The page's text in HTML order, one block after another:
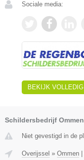
Sociale media:
BEKIJK VOLLEDIG
Schildersbedrijf Ommen
Niet gevestigd in de
Overijssel » Ommen |